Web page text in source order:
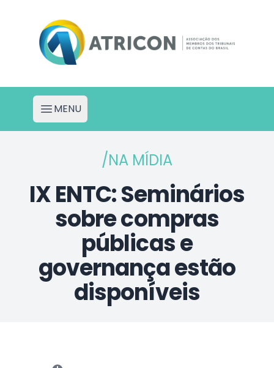
Atricon - Portal de Projetos
Abrir menu
MENU
/NA MÍDIA
IX ENTC: Seminários
sobre compras
públicas e
governança estão
disponíveis